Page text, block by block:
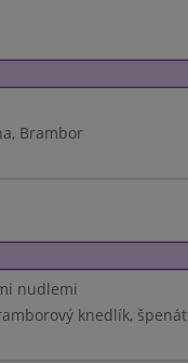
Brambor
nudlemi
knedlík, špenát